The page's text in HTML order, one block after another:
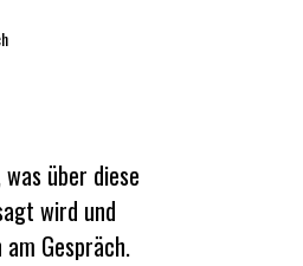
über diese
wird und
Gespräch.